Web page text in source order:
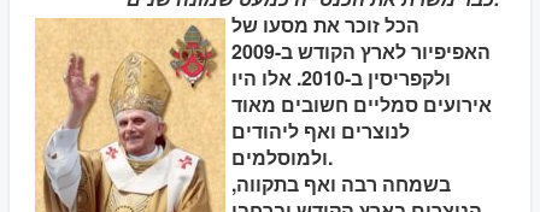
הכל זוכר את מסעו של
האפיפיור לארץ הקודש ב-2009
ולקפריסין ב-2010. אלו היו
אירועים סמליים חשובים מאוד
לנוצרים ואף ליהודים
ולמוסלמים.
בשמחה רבה ואף בתקווה,